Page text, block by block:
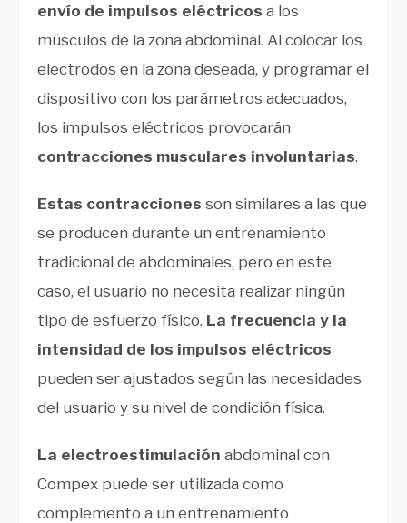
envío de impulsos eléctricos a los
músculos de la zona abdominal. Al colocar los
electrodos en la zona deseada, y programar el
dispositivo con los parámetros adecuados,
los impulsos eléctricos provocarán
contracciones musculares involuntarias.
Estas contracciones son similares a las que
se producen durante un entrenamiento
tradicional de abdominales, pero en este
caso, el usuario no necesita realizar ningún
tipo de esfuerzo físico. La frecuencia y la
intensidad de los impulsos eléctricos
pueden ser ajustados según las necesidades
del usuario y su nivel de condición física.
La electroestimulación abdominal con
Compex puede ser utilizada como
complemento a un entrenamiento